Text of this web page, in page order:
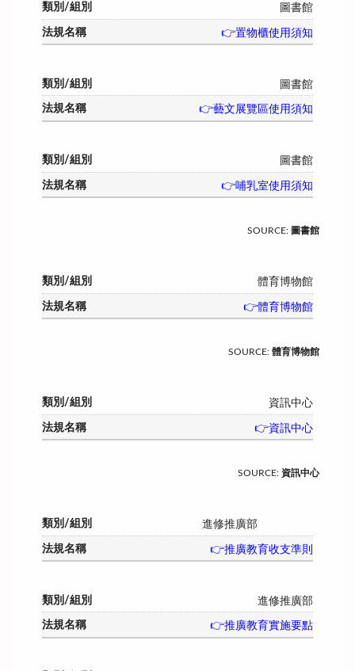
圖書館
👉置物櫃使用須知
圖書館
👉藝文展覽區使用須知
圖書館
👉哺乳室使用須知
SOURCE: 圖書館
體育博物館
👉體育博物館
SOURCE: 體育博物館
資訊中心
👉資訊中心
SOURCE: 資訊中心
進修推廣部
👉推廣教育收支準則
進修推廣部
👉推廣教育實施要點